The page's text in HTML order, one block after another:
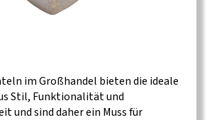
im Großhandel bieten die ideale
Stil, Funktionalität und
und sind daher ein Muss für